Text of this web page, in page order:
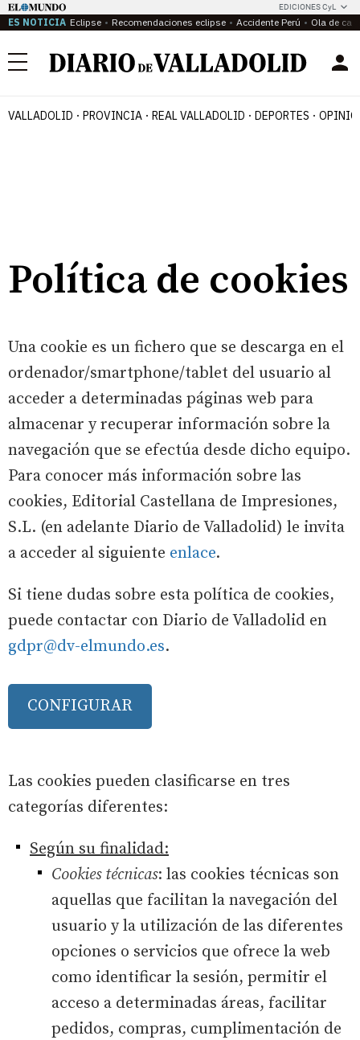
EDICIONES CyL
ES NOTICIA Eclipse Recomendaciones eclipse Accidente Perú Ola de
Menú
VALLADOLID PROVINCIA REAL VALLADOLID DEPORTES
Política de cookies
Una cookie es un fichero que se descarga en el
ordenador/smartphone/tablet del usuario al
acceder a determinadas páginas web para
almacenar y recuperar información sobre la
navegación que se efectúa desde dicho equipo.
Para conocer más información sobre las
cookies, Editorial Castellana de Impresiones,
S.L. (en adelante Diario de Valladolid) le invita
a acceder al siguiente enlace.
Si tiene dudas sobre esta política de cookies,
puede contactar con Diario de Valladolid en
gdpr@dv-elmundo.es.
CONFIGURAR
Las cookies pueden clasificarse en tres
categorías diferentes:
Según su finalidad:
Cookies técnicas: las cookies técnicas son
aquellas que facilitan la navegación del
usuario y la utilización de las diferentes
opciones o servicios que ofrece la web
como identificar la sesión, permitir el
acceso a determinadas áreas, facilitar
pedidos, compras, cumplimentación de